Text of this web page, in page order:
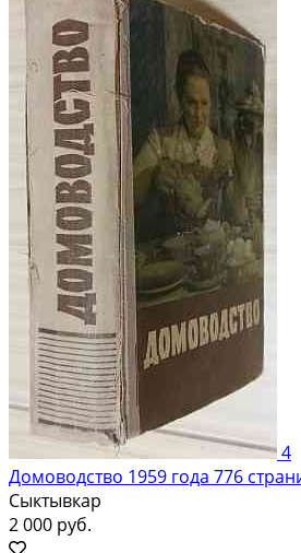
4
Домоводство 1959 года 776
Сыктывкар
2 000 руб.